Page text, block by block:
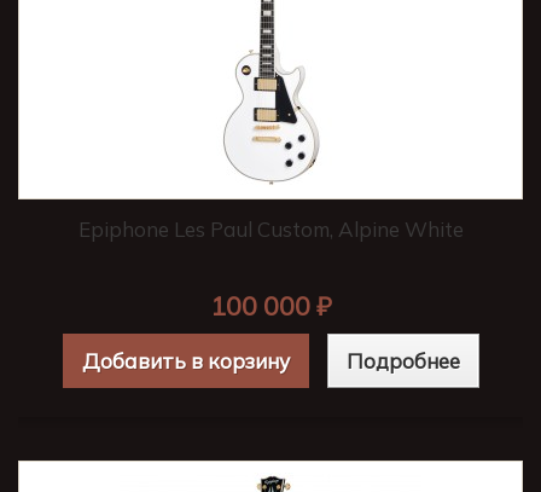
Epiphone Les Paul Custom, Alpine White
100 000 ₽
Добавить в корзину Подробнее